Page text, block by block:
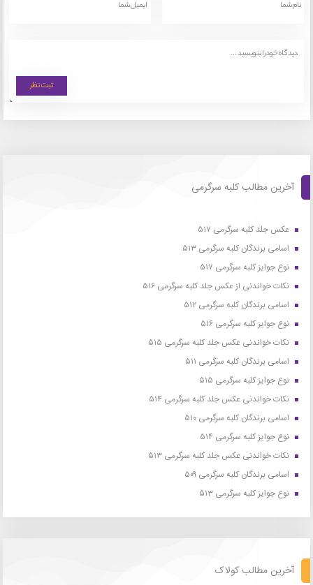
آخرین مطالب کلبه سرگرمی
عکس جلد کلبه سرگرمی ۵۱۷
اسامی برندگان کلبه سرگرمی ۵۱۳
نوع جوایز کلبه سرگرمی ۵۱۷
نکات خواندنی از عکس جلد کلبه سرگرمی ۵۱۶
اسامی برندگان کلبه سرگرمی ۵۱۲
نوع جوایز کلبه سرگرمی ۵۱۶
نکات خواندنی عکس جلد کلبه سرگرمی ۵۱۵
اسامی برندگان کلبه سرگرمی ۵۱۱
نوع جوایز کلبه سرگرمی ۵۱۵
نکات خواندنی عکس جلد کلبه سرگرمی ۵۱۴
اسامی برندگان کلبه سرگرمی ۵۱۰
نوع جوایز کلبه سرگرمی ۵۱۴
نکات خواندنی عکس جلد کلبه سرگرمی ۵۱۳
اسامی برندگان کلبه سرگرمی ۵۰۹
نوع جوایز کلبه سرگرمی ۵۱۳
آخرین مطالب کولاک